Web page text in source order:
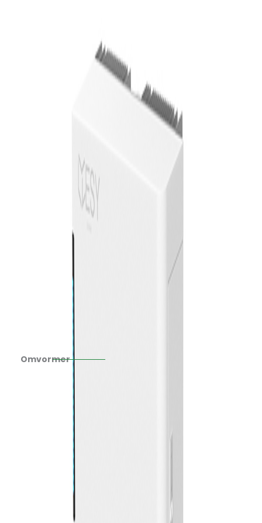
Omvormer